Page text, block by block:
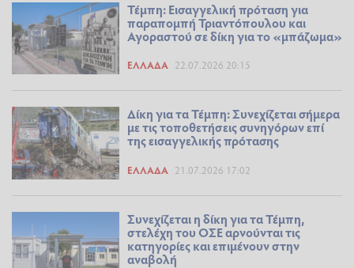
Τέμπη: Εισαγγελική πρόταση για
παραπομπή Τριαντόπουλου και
Αγοραστού σε δίκη για το «μπάζωμα»
ΕΛΛΆΔΑ 22.07.2026 20:15
Δίκη για τα Τέμπη: Συνεχίζεται σήμερα
με τις τοποθετήσεις συνηγόρων επί
της εισαγγελικής πρότασης
ΕΛΛΆΔΑ 21.07.2026 17:02
Συνεχίζεται η δίκη για τα Τέμπη,
στελέχη του ΟΣΕ αρνούνται τις
κατηγορίες και επιμένουν στην
αναβολή